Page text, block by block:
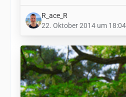
R_ace_R
22. Oktober 2014 um 18:04